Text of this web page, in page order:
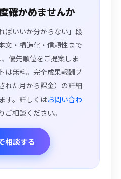
確かめませんか
ばいいか分からない」段
文・構造化・信頼性まで
優先順位をご提案しま
は無料。完全成果報酬プ
れた月から課金）の詳細
す。詳しくはお問い合わ
ご相談ください。
相談する